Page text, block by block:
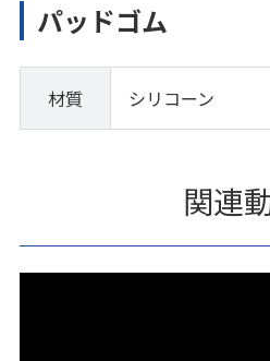
パッドゴム
材質 シリコーン
関連